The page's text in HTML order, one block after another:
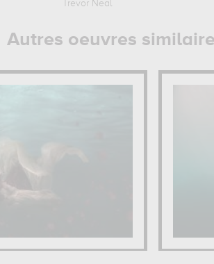
Trevor Neal
Autres oeuvres